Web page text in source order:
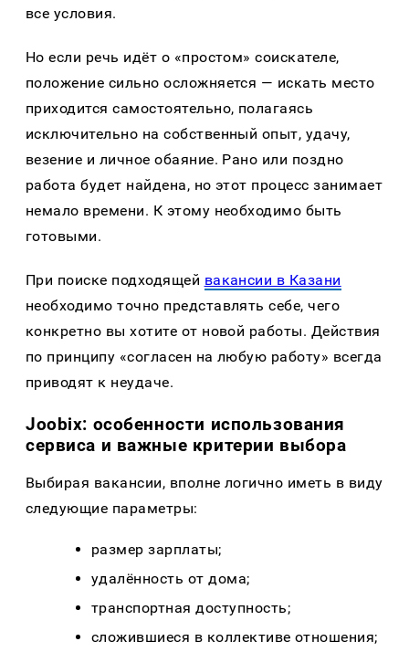
все условия.
Но если речь идёт о «простом» соискателе,
положение сильно осложняется — искать место
приходится самостоятельно, полагаясь
исключительно на собственный опыт, удачу,
везение и личное обаяние. Рано или поздно
работа будет найдена, но этот процесс занимает
немало времени. К этому необходимо быть
готовыми.
При поиске подходящей вакансии в Казани
необходимо точно представлять себе, чего
конкретно вы хотите от новой работы. Действия
по принципу «согласен на любую работу» всегда
приводят к неудаче.
Joobix: особенности использования
сервиса и важные критерии выбора
Выбирая вакансии, вполне логично иметь в виду
следующие параметры:
размер зарплаты;
удалённость от дома;
транспортная доступность;
сложившиеся в коллективе отношения;